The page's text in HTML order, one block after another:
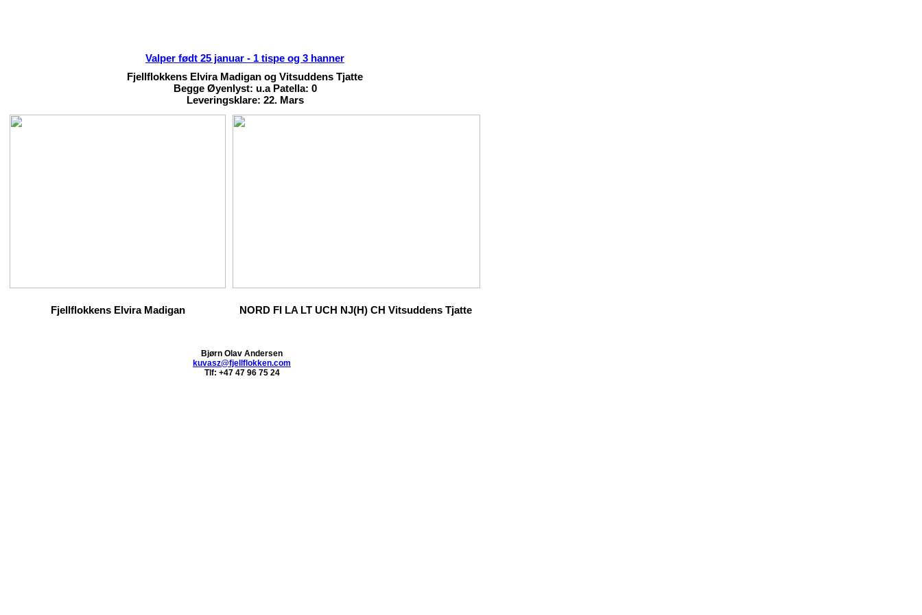
Valper født 25 januar - 1 tispe og 3 hanner
Fjellflokkens Elvira Madigan og Vitsuddens Tjatte
Begge Øyenlyst: u.a Patella: 0
Leveringsklare: 22. Mars
Bjørn Olav Andersen
kuvasz@fjellflokken.com
Tlf: +47 47 96 75 24
Fjellflokkens Elvira Madigan NORD FI LA LT UCH NJ(H) CH Vitsuddens Tjatte